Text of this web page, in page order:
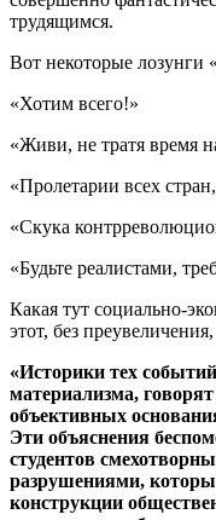
трудящимся.
Вот некоторые лозунги
«Хотим всего!»
«Живи, не тратя время
«Пролетарии всех
«Скука
«Будьте реалистами,
Какая тут социально-
этот, без
«Историки тех
материализма,
объективных
Эти объяснения
студентов
разрушениями,
конструкции